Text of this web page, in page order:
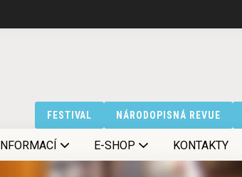
FESTIVAL NÁRODOPISNÁ REVUE
E-SHOP KONTAKTY